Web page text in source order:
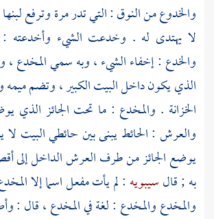
والخدوع من النوق : التي تدر مرة وترفع
لا يهتدى له . وخدعت الشيء وأخدعته :
والخدع : إخفاء الشيء ، وبه سمي المخدع ،
الذي يكون داخل البيت الكبير ، وتضم
الخزانة . والمخدع : ما تحت الجائز الذي
والعرش : الحائط يبنى بين حائطي البيت لا
يوضع الجائز من طرف العرش الداخل إلى
به ; قالسيبويه : لم يأت مفعل اسما إلا
والمخدع والمخدع : لغة في المخدع ، قال :